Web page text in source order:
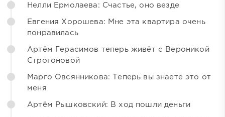
Нелли Ермолаева: Счастье, оно везде
Евгения Хорошева: Мне эта квартира очень
понравилась
Артём Герасимов теперь живёт с Вероникой
Строгоновой
Марго Овсянникова: Теперь вы знаете это от
меня
Артём Рышковский: В ход пошли деньги